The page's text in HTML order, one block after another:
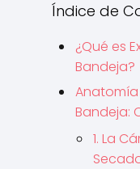
Índice de
¿Qué es
Bandeja?
Bandeja:
1. La